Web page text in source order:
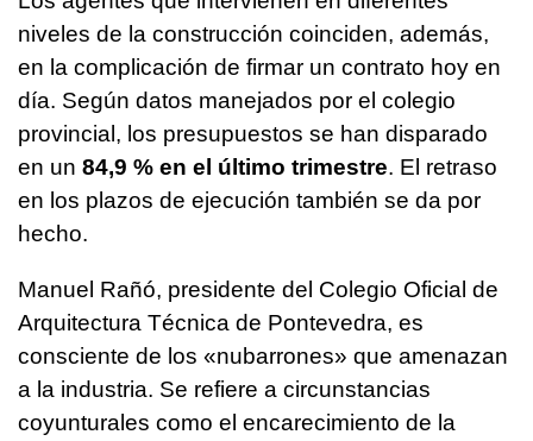
niveles de la construcción coinciden, además,
en la complicación de firmar un contrato hoy en
día. Según datos manejados por el colegio
provincial, los presupuestos se han disparado
en un 84,9 % en el último trimestre. El retraso
en los plazos de ejecución también se da por
hecho.
Manuel Rañó, presidente del Colegio Oficial de
Arquitectura Técnica de Pontevedra, es
consciente de los «nubarrones» que amenazan
a la industria. Se refiere a circunstancias
coyunturales como el encarecimiento de la